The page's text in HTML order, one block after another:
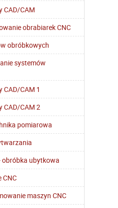
CAD/CAM
obrabiarek CNC
obróbkowych
systemów
CAM 1
CAD/CAM 2
pomiarowa
ubytkowa
CNC
maszyn CNC